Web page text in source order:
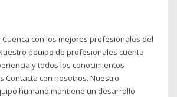
Cuenca con los mejores profesionales del
equipo de profesionales cuenta
y todos los conocimientos
Contacta con nosotros. Nuestro
humano mantiene un desarrollo